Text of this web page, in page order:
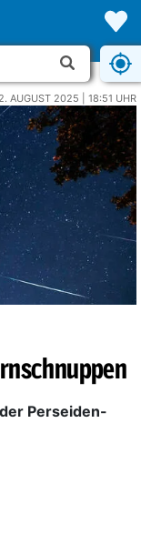
AUGUST 2025 | 18:51 UHR
Perseiden-